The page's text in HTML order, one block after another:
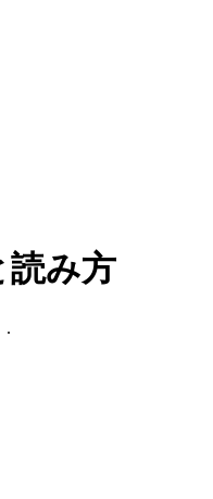
読み方
.